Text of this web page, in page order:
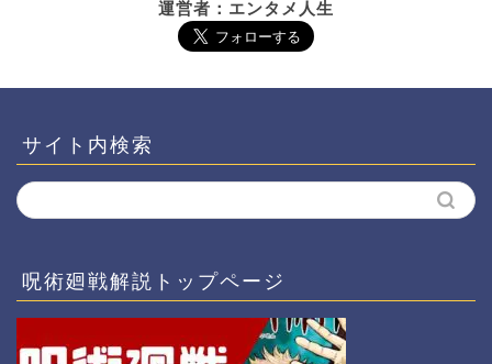
運営者：エンタメ人生
サイト内検索
呪術廻戦解説トップページ